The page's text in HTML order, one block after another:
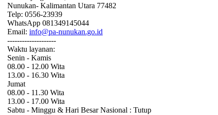
Nunukan- Kalimantan Utara 77482
Telp: 0556-23939
WhatsApp 081349145044
Email: info@pa-nunukan.go.id
--------------------
Waktu layanan:
Senin - Kamis
08.00 - 12.00 Wita
13.00 - 16.30 Wita
Jumat
08.00 - 11.30 Wita
13.00 - 17.00 Wita
Sabtu - Minggu & Hari Besar Nasional : Tutup